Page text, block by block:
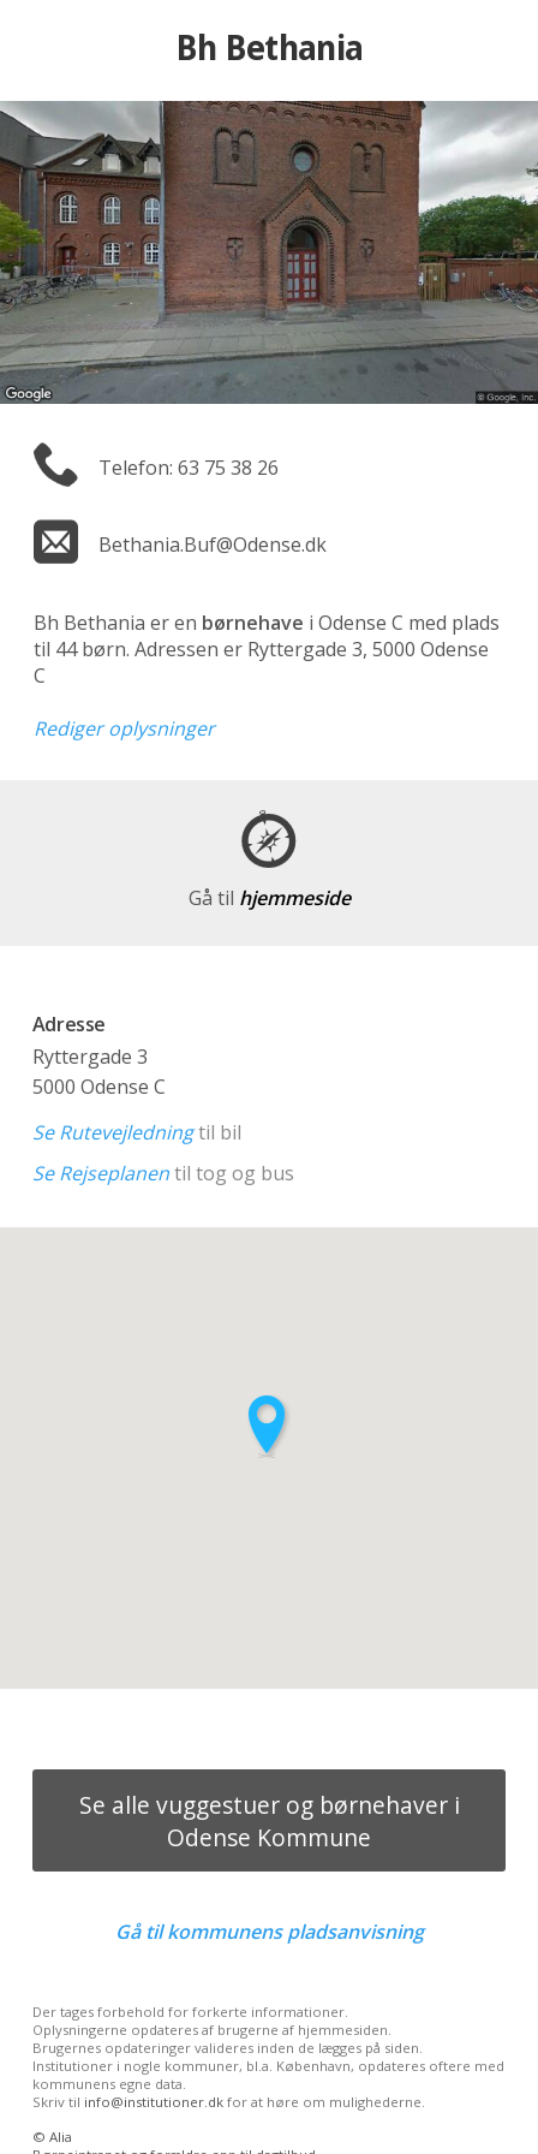
Bh Bethania
Telefon: 63 75 38 26
Bethania.Buf@Odense.dk
Bh Bethania er en børnehave i Odense C med plads
til 44 børn. Adressen er Ryttergade 3, 5000 Odense
C
Rediger oplysninger
Gå til hjemmeside
Adresse
Ryttergade 3
5000 Odense C
Se Rutevejledningtil bil
Se Rejseplanentil tog og bus
Se alle vuggestuer og børnehaver i
Odense Kommune
Gå tilkommunens pladsanvisning
Der tages forbehold for forkerte informationer.
Oplysningerne opdateres af brugerne af hjemmesiden.
Brugernes opdateringer valideres inden de lægges på siden.
Institutioner i nogle kommuner, bl.a. København, opdateres oftere med
kommunens egne data.
Skriv til info@institutioner.dkfor at høre om mulighederne.
© Alia